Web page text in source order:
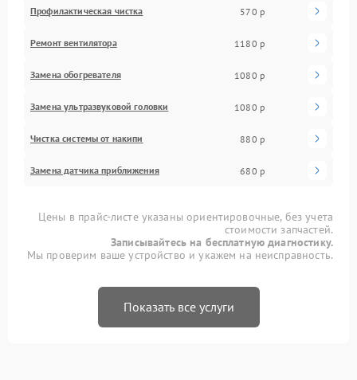
Профилактическая чистка 570 р
Ремонт вентилятора 1180 р
Замена обогревателя 1080 р
Замена ультразвуковой головки 1080 р
Чистка системы от накипи 880 р
Замена датчика приближения 680 р
Цены в прайс-листе указаны ориентировочные, без учета
стоимости запчастей.
Записывайтесь на бесплатную диагностику.
Мы проверим ваше устройство и укажем на неисправность.
Показать все услуги